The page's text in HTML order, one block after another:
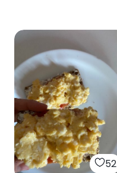
52